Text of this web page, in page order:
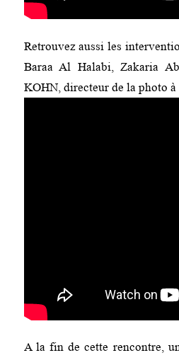
Retrouvez aussi les
Baraa Al Halabi, Zakaria
KOHN, directeur de la photo à
A la fin de cette rencontre,